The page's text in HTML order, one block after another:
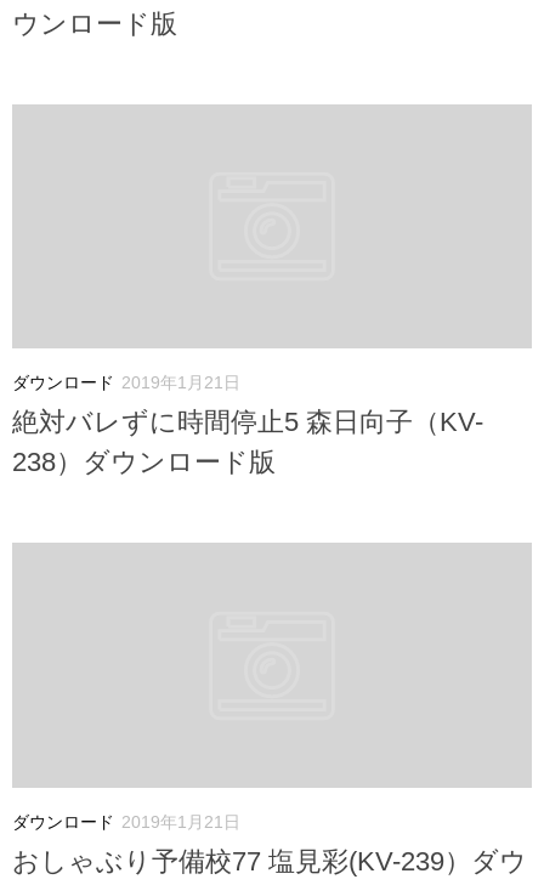
ウンロード版
ダウンロード 2019年1月21日
絶対バレずに時間停止5 森日向子（KV-
238）ダウンロード版
ダウンロード 2019年1月21日
おしゃぶり予備校77 塩見彩(KV-239）ダウ